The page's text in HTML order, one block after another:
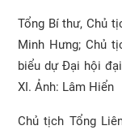
Tổng Bí thư, Chủ
Minh Hưng; Chủ
biểu dự Đại hội
XI. Ảnh: Lâm Hiển
Chủ tịch Tổng